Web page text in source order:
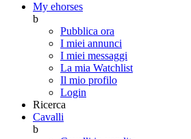
My ehorses
b
Pubblica ora
I miei annunci
I miei messaggi
La mia Watchlist
Il mio profilo
Login
Ricerca
Cavalli
b